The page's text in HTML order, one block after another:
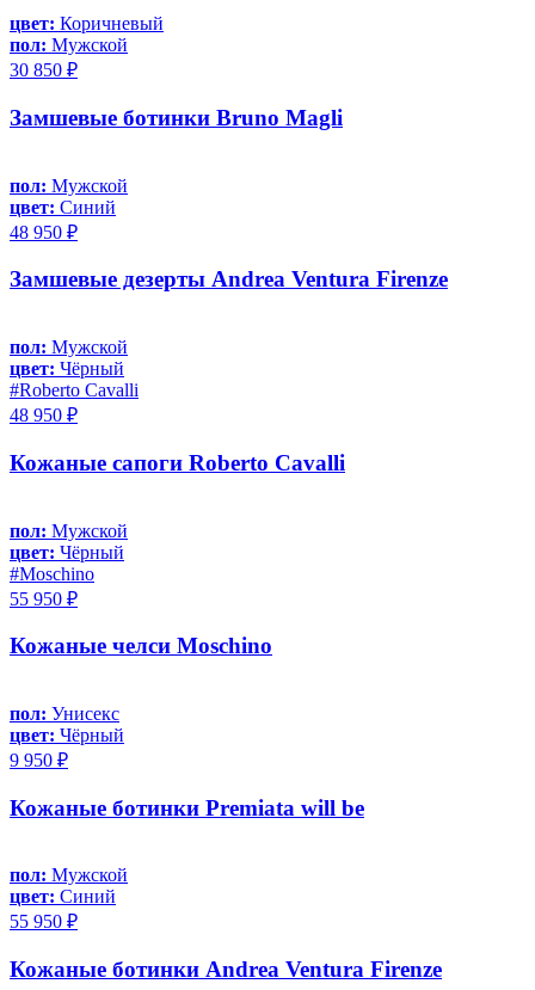
цвет: Коричневый
пол: Мужской
30 850 ₽
Замшевые ботинки Bruno Magli
пол: Мужской
цвет: Синий
48 950 ₽
Замшевые дезерты Andrea Ventura Firenze
пол: Мужской
цвет: Чёрный
#Roberto Cavalli
48 950 ₽
Кожаные сапоги Roberto Cavalli
пол: Мужской
цвет: Чёрный
#Moschino
55 950 ₽
Кожаные челси Moschino
пол: Унисекс
цвет: Чёрный
9 950 ₽
Кожаные ботинки Premiata will be
пол: Мужской
цвет: Синий
55 950 ₽
Кожаные ботинки Andrea Ventura Firenze